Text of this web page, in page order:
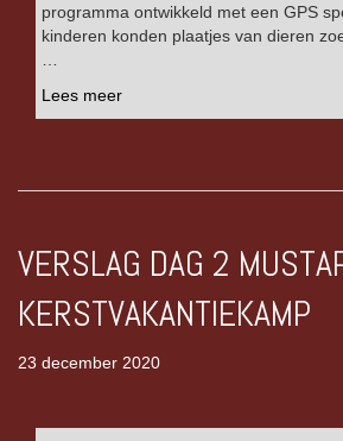
programma ontwikkeld met een GPS
kinderen konden plaatjes van dieren
…
Lees meer
VERSLAG DAG 2
KERSTVAKANTIEKAMP
23 december 2020